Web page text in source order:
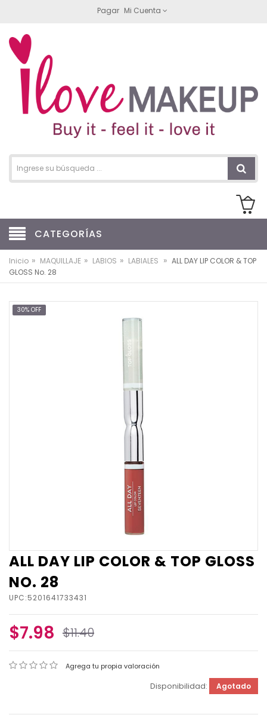
Pagar Mi Cuenta
CATEGORÍAS
Inicio » MAQUILLAJE » LABIOS » LABIALES » ALL DAY LIP COLOR & TOP
GLOSS No. 28
30% OFF
ALL DAY LIP COLOR & TOP GLOSS
NO. 28
UPC:5201641733431
$7.98 $11.40
Agrega tu propia valoración
Disponibilidad: Agotado